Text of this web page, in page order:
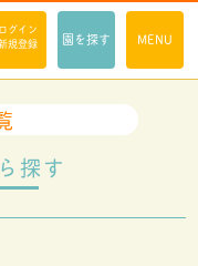
ログイン
規登録
園を探す MENU
探す